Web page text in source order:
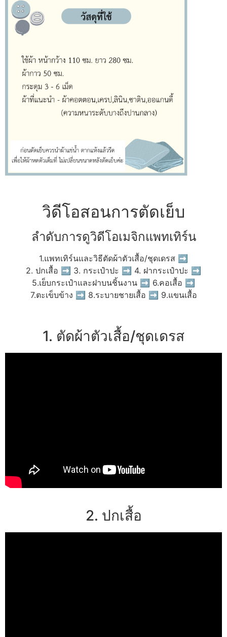
วิดีโอสอนการตัดเย็บ
ลำดับการดูวิดีโอเมจิกแพทเทิร์น
1.แพทเทิร์นและวิธีตัดผ้าตัวเสื้อ/ชุดเดรส ➡
2. ปกเสื้อ ➡ 3. กระเป๋าปะ ➡ 4. ฝากระเป๋าปะ ➡
5.เย็บกระเป๋าและฝาบนชิ้นงาน ➡ 6.คอเสื้อ ➡
7.ตะเข็บข้าง ➡ 8.ระบายชายเสื้อ ➡ 9.แขนเสื้อ
1. ตัดผ้าตัวเสื้อ/ชุดเดรส
2. ปกเสื้อ